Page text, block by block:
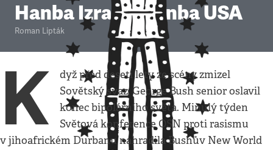
Hanba Izraeli, hanba USA
Roman Lipták
K
dyž před deseti lety ze scény zmizel
Sovětský svaz, George Bush senior oslavil
konec bipolárního světa. Minulý týden
Světová konference OSN proti rasismu
v jihoafrickém Durbanu nahradila Bushův New World